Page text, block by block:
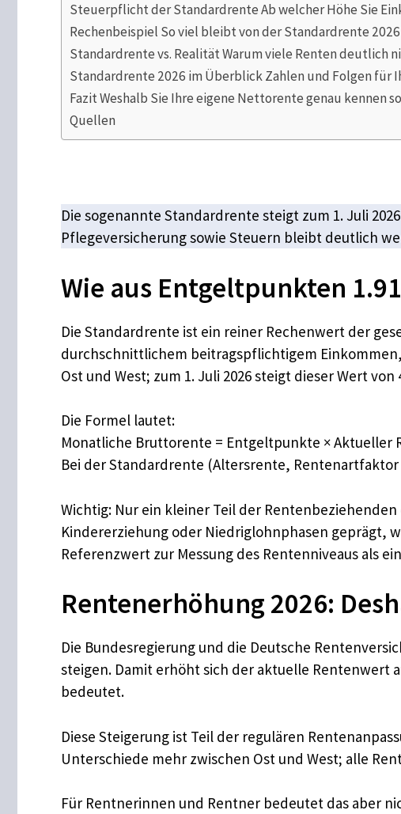
Steuerpflicht der Standardrente Ab welcher Höhe Sie
Rechenbeispiel So viel bleibt von der Standardrente
Standardrente vs. Realität Warum viele Renten deutlich
Standardrente 2026 im Überblick Zahlen und Folgen für
Fazit Weshalb Sie Ihre eigene Nettorente genau kennen
Quellen
Die sogenannte Standardrente steigt zum 1. Juli
Pflegeversicherung sowie Steuern bleibt deutlich
Wie aus Entgeltpunkten
Die Standardrente ist ein reiner Rechenwert der
durchschnittlichem beitragspflichtigem
Ost und West; zum 1. Juli 2026 steigt dieser Wert von
Die Formel lautet:
Monatliche Bruttorente = Entgeltpunkte × Aktueller
Bei der Standardrente (Altersrente, Rentenartfaktor
Wichtig: Nur ein kleiner Teil der
Kindererziehung oder Niedriglohnphasen geprägt,
Referenzwert zur Messung des Rentenniveaus als
Rentenerhöhung 2026:
Die Bundesregierung und die Deutsche
steigen. Damit erhöht sich der aktuelle Rentenwert
bedeutet.
Diese Steigerung ist Teil der regulären
Unterschiede mehr zwischen Ost und West; alle
Für Rentnerinnen und Rentner bedeutet das aber